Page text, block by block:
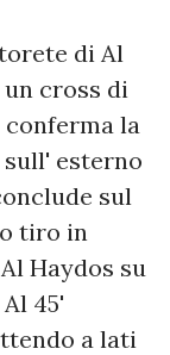
di Al
cross di
la
esterno
sul
tiro in
Haydos su
45'
a lati